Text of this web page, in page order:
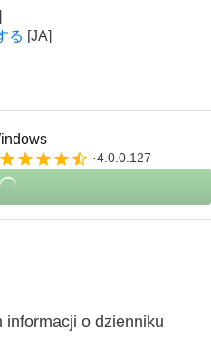
る
4.0.0.127
informacji o dzienniku